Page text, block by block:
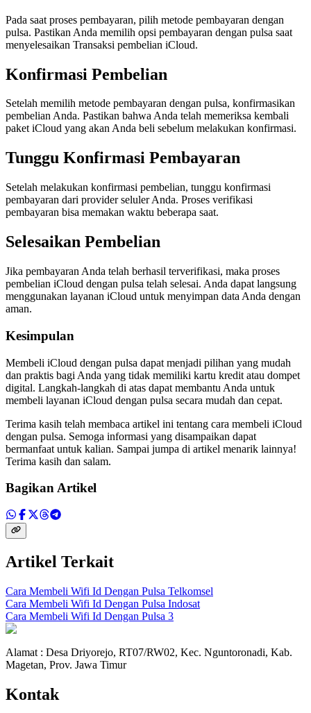
Pada saat proses pembayaran, pilih metode pembayaran dengan
pulsa. Pastikan Anda memilih opsi pembayaran dengan pulsa saat
menyelesaikan Transaksi pembelian iCloud.
Konfirmasi Pembelian
Setelah memilih metode pembayaran dengan pulsa, konfirmasikan
pembelian Anda. Pastikan bahwa Anda telah memeriksa kembali
paket iCloud yang akan Anda beli sebelum melakukan konfirmasi.
Tunggu Konfirmasi Pembayaran
Setelah melakukan konfirmasi pembelian, tunggu konfirmasi
pembayaran dari provider seluler Anda. Proses verifikasi
pembayaran bisa memakan waktu beberapa saat.
Selesaikan Pembelian
Jika pembayaran Anda telah berhasil terverifikasi, maka proses
pembelian iCloud dengan pulsa telah selesai. Anda dapat langsung
menggunakan layanan iCloud untuk menyimpan data Anda dengan
aman.
Kesimpulan
Membeli iCloud dengan pulsa dapat menjadi pilihan yang mudah
dan praktis bagi Anda yang tidak memiliki kartu kredit atau dompet
digital. Langkah-langkah di atas dapat membantu Anda untuk
membeli layanan iCloud dengan pulsa secara mudah dan cepat.
Terima kasih telah membaca artikel ini tentang cara membeli iCloud
dengan pulsa. Semoga informasi yang disampaikan dapat
bermanfaat untuk kalian. Sampai jumpa di artikel menarik lainnya!
Terima kasih dan salam.
Bagikan Artikel
Artikel Terkait
Cara Membeli Wifi Id Dengan Pulsa Telkomsel
Cara Membeli Wifi Id Dengan Pulsa Indosat
Cara Membeli Wifi Id Dengan Pulsa 3
Alamat : Desa Driyorejo, RT07/RW02, Kec. Nguntoronadi, Kab.
Magetan, Prov. Jawa Timur
Kontak